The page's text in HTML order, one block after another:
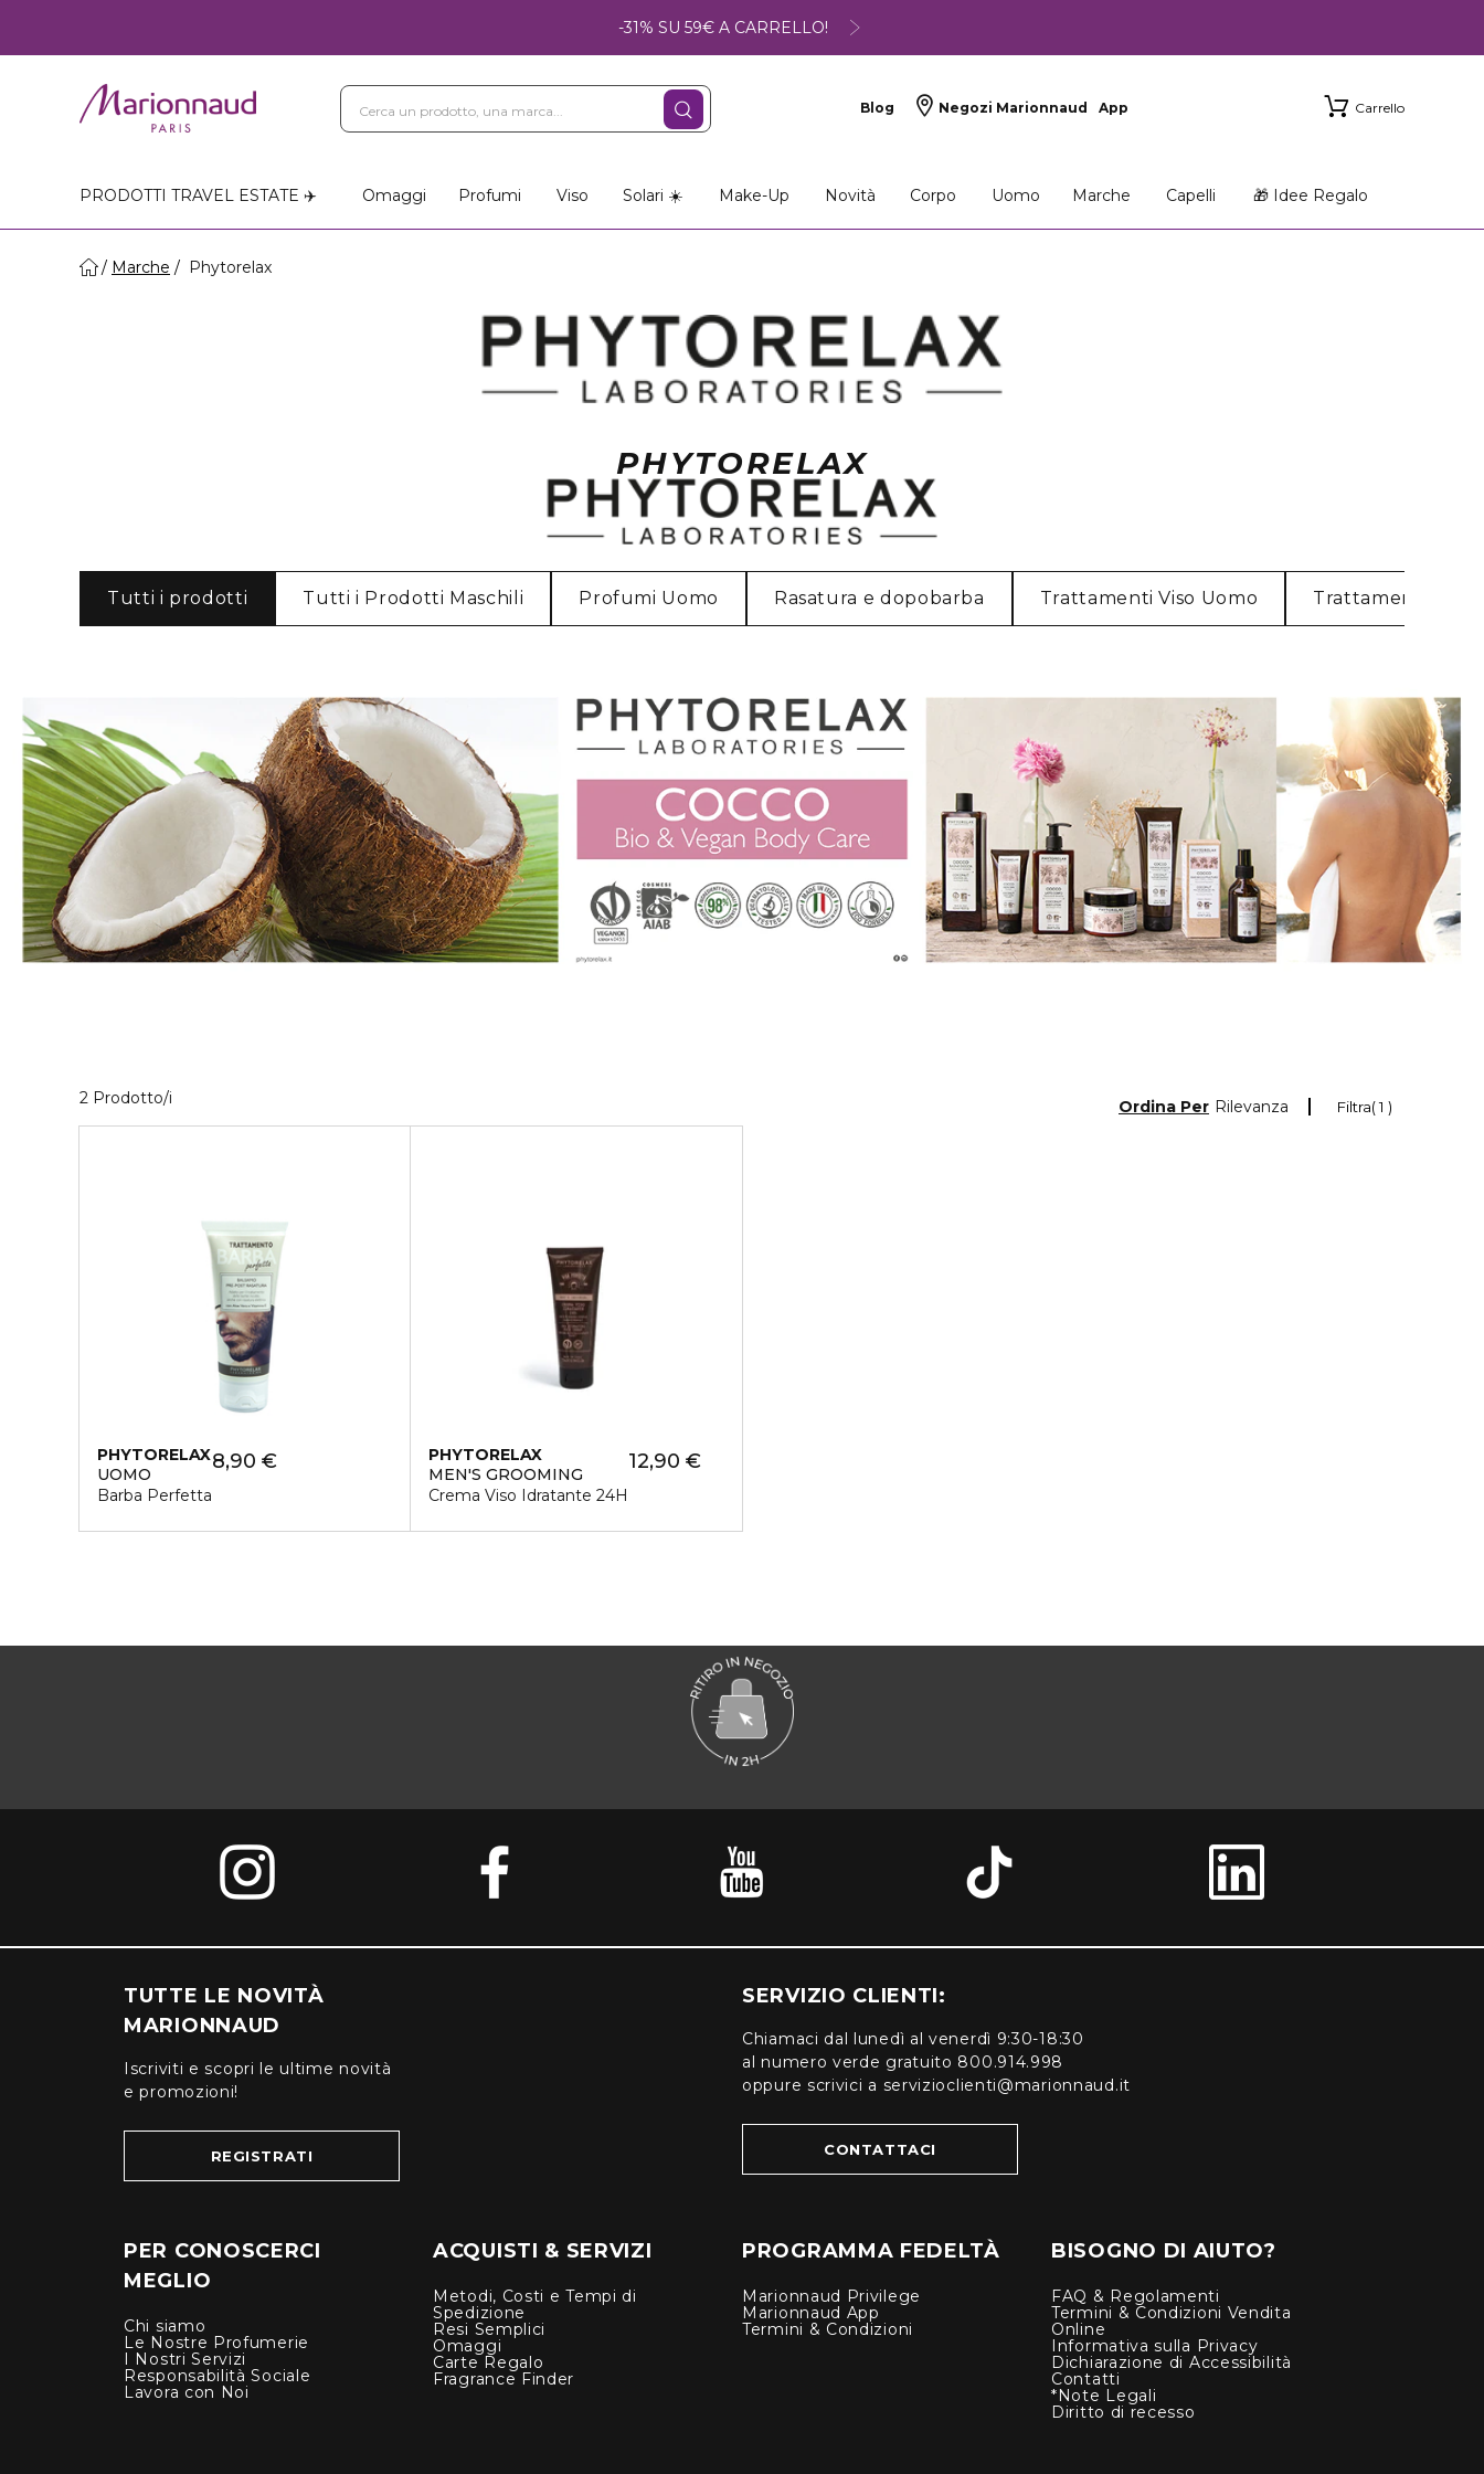
-31% SU 59€ A CARRELLO!
Blog Negozi Marionnaud App Carrello
PRODOTTI TRAVEL ESTATE ✈️ Omaggi Profumi Viso Solari ☀️ Make-Up Novità Corpo Uomo Marche Capelli 🎁 Idee Regalo
Marche Phytorelax
PHYTORELAX
Tutti i prodotti Tutti i Prodotti Maschili Profumi Uomo Rasatura e dopobarba Trattamenti Viso Uomo Trattamenti
2 Prodotto/i Filtra 1
Ordina Per Rilevanza
PHYTORELAX
UOMO
Barba Perfetta
8,90 €
PHYTORELAX
MEN'S GROOMING
Crema Viso Idratante 24H
12,90 €
TUTTE LE NOVITÀ
MARIONNAUD
Iscriviti e scopri le ultime novità
e promozioni!
REGISTRATI
SERVIZIO CLIENTI:
Chiamaci dal lunedì al venerdì 9:30-18:30
al numero verde gratuito 800.914.998
oppure scrivici a servizioclienti@marionnaud.it
CONTATTACI
PER CONOSCERCI
MEGLIO
Chi siamo
Le Nostre Profumerie
I Nostri Servizi
Responsabilità Sociale
Lavora con Noi
ACQUISTI & SERVIZI
Metodi, Costi e Tempi di
Spedizione
Resi Semplici
Omaggi
Carte Regalo
Fragrance Finder
PROGRAMMA FEDELTÀ
Marionnaud Privilege
Marionnaud App
Termini & Condizioni
BISOGNO DI AIUTO?
FAQ & Regolamenti
Termini & Condizioni Vendita
Online
Informativa sulla Privacy
Dichiarazione di Accessibilità
Contatti
*Note Legali
Diritto di recesso